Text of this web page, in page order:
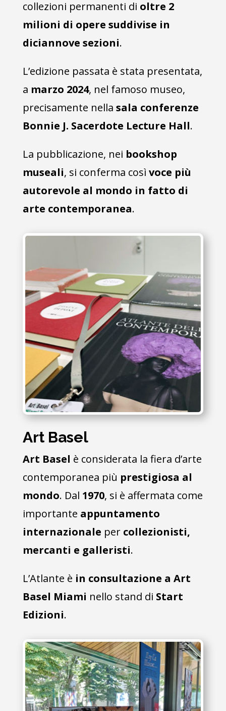
collezioni permanenti di oltre 2
milioni di opere suddivise in
diciannove sezioni.
L’edizione passata è stata presentata,
a marzo 2024, nel famoso museo,
precisamente nella sala conferenze
Bonnie J. Sacerdote Lecture Hall.
La pubblicazione, nei bookshop
museali, si conferma così voce più
autorevole al mondo in fatto di
arte contemporanea.
Art Basel
Art Basel è considerata la fiera d’arte
contemporanea più prestigiosa al
mondo. Dal 1970, si è affermata come
importante appuntamento
internazionale per collezionisti,
mercanti e galleristi.
L’Atlante è in consultazione a Art
Basel Miami nello stand di Start
Edizioni.